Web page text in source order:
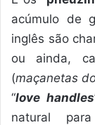
acúmulo de
inglês são
ou ainda,
(maçanetas
“love handles
natural